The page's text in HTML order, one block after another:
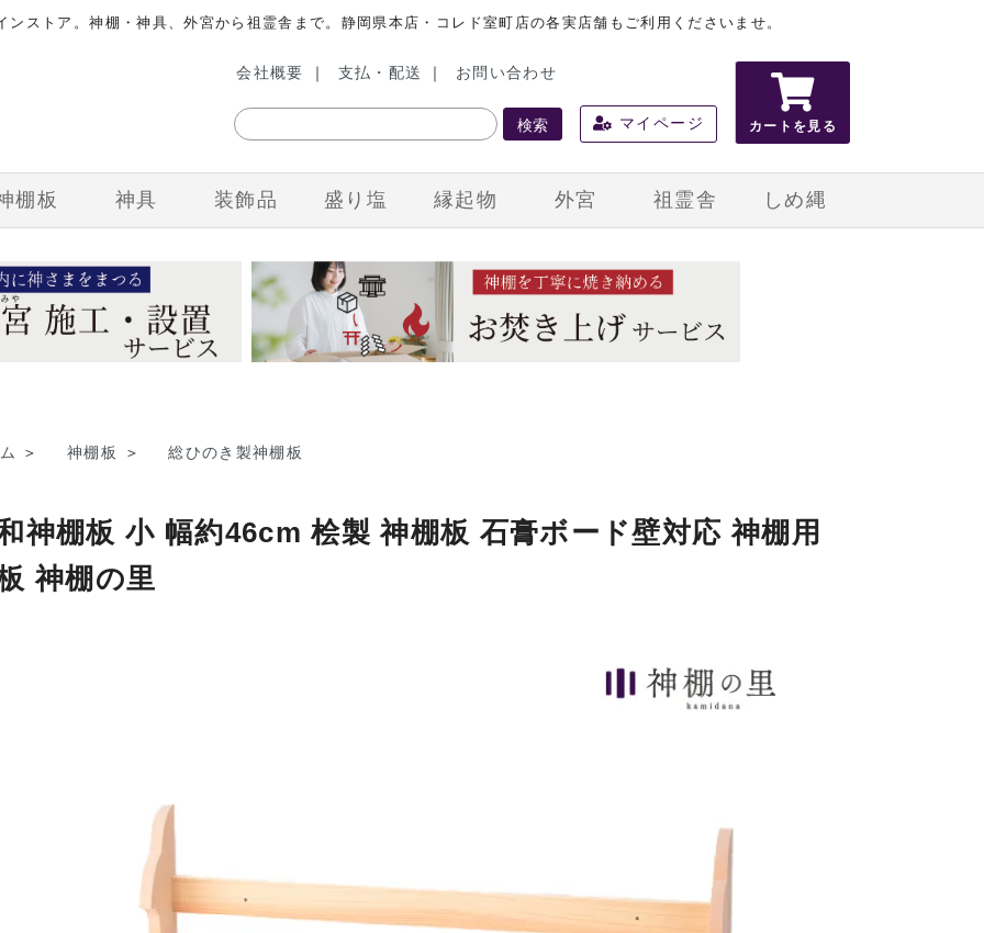
ストア。神棚・神具、外宮から祖霊舎まで。静岡県本店・コレド室町店の各実店舗もご利用くださいませ。
会社概要 支払・配送 お問い合わせ
検索 マイページ カートを見る
棚板 神具 装飾品 盛り塩 縁起物 外宮 祖霊舎 しめ縄
＞ 神棚板 ＞ 総ひのき製神棚板
神棚板 小 幅約46cm 桧製 神棚板 石膏ボード壁対応 神棚用
神棚の里